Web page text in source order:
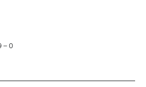
– 0